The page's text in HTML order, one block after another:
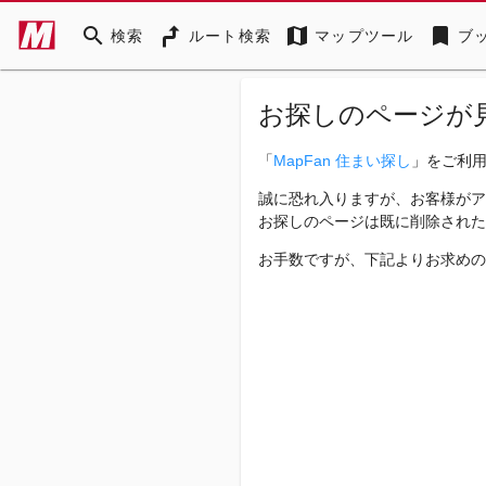
search 検索 ルート検索 map マップツール bookmark ブ
お探しのページが
「MapFan 住まい探し 」をご利
誠に恐れ入りますが、お客様が
お探しのページは既に削除され
お手数ですが、下記よりお求め